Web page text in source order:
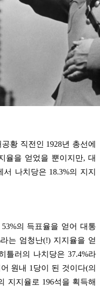
황 직전인 1928년 총선에
율을 얻었을 뿐이지만, 대
나치당은 18.3%의 지지
의 득표율을 얻어 대통
는 엄청난(!) 지지율을 얻
틀러의 나치당은 37.4%라
원내 1당이 된 것이다(의
지지율로 196석을 획득해